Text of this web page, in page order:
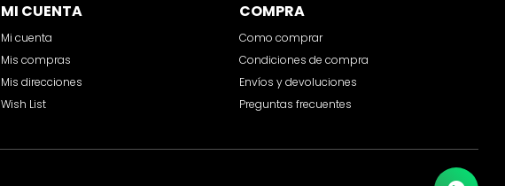
COMPRA
Como comprar
Condiciones de compra
Envíos y devoluciones
Preguntas frecuentes
MI CUENTA
Mi cuenta
Mis compras
Mis direcciones
Wish List